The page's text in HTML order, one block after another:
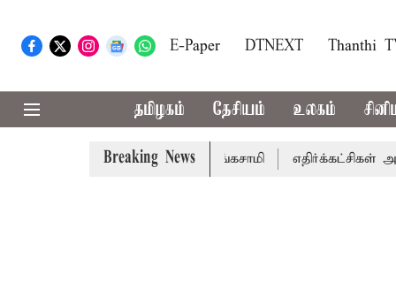
E-Paper DTNEXT Thanthi
தமிழகம் தேசியம் உலகம்
Breaking News
முதல்-அமைச்சர் ரங்கசாமி எதிர்க்கட்சிகள் அமளி: